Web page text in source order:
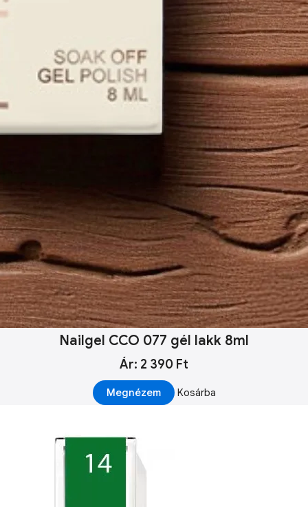
Nailgel CCO 077 gél lakk 8ml
Ár: 2 390 Ft
Megnézem Kosárba